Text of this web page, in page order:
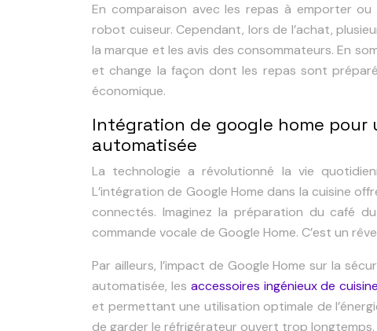
En comparaison avec les repas à emporter
robot cuiseur. Cependant, lors de l’achat,
la marque et les avis des consommateurs. En
et change la façon dont les repas sont
économique.
Intégration de google home
automatisée
La technologie a révolutionné la vie
L’intégration de Google Home dans la cuisine
connectés. Imaginez la préparation du café
commande vocale de Google Home. C’est un
Par ailleurs, l’impact de Google Home sur la
automatisée, les accessoires ingénieux de cuisine
et permettant une utilisation optimale de
de garder le réfrigérateur ouvert trop longtemps.